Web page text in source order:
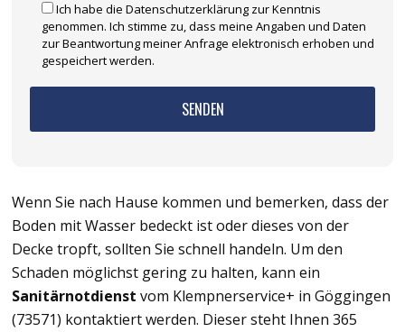
Ich habe die Datenschutzerklärung zur Kenntnis
genommen. Ich stimme zu, dass meine Angaben und Daten
zur Beantwortung meiner Anfrage elektronisch erhoben und
gespeichert werden.
Wenn Sie nach Hause kommen und bemerken, dass der
Boden mit Wasser bedeckt ist oder dieses von der
Decke tropft, sollten Sie schnell handeln. Um den
Schaden möglichst gering zu halten, kann ein
Sanitärnotdienst vom Klempnerservice+ in Göggingen
(73571) kontaktiert werden. Dieser steht Ihnen 365